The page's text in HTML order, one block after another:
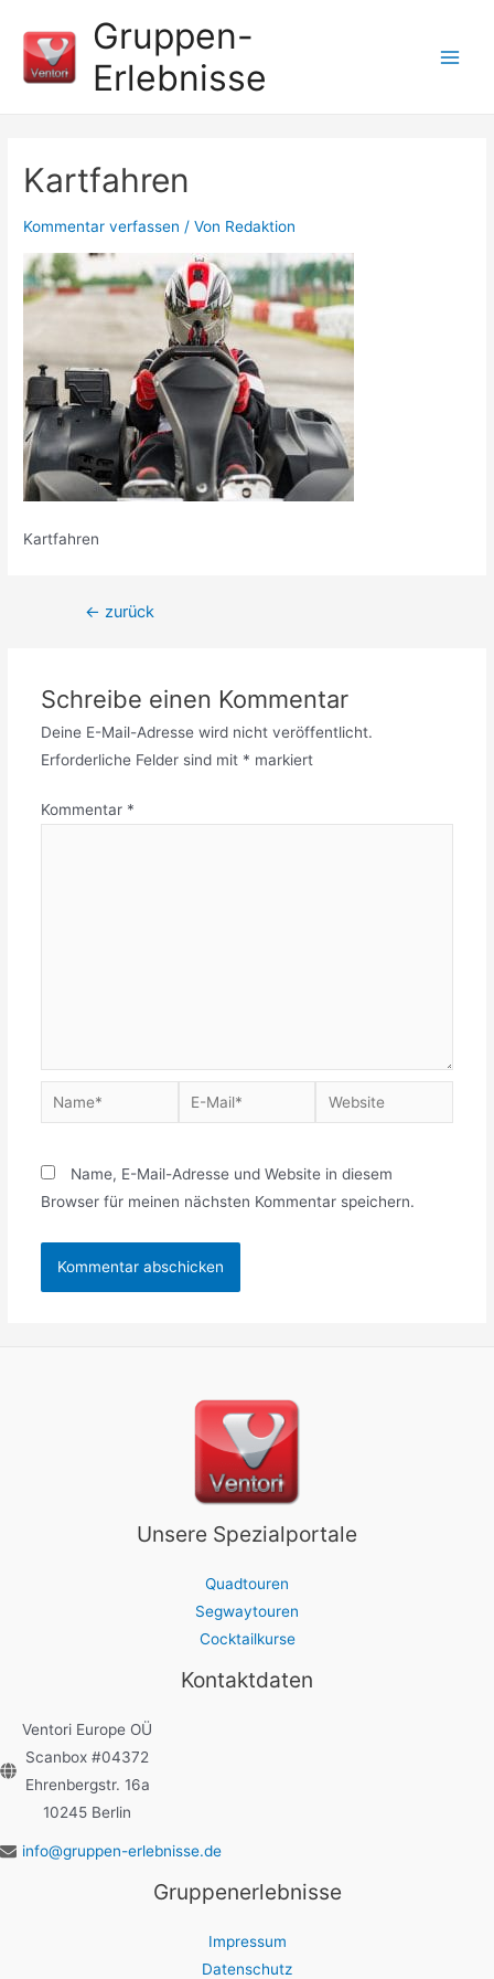
Gruppen-
Erlebnisse
Kartfahren
Kommentar verfassen / Von Redaktion
Kartfahren
← zurück
Schreibe einen Kommentar
Deine E-Mail-Adresse wird nicht veröffentlicht.
Erforderliche Felder sind mit * markiert
Kommentar *
Name, E-Mail-Adresse und Website in diesem
Browser für meinen nächsten Kommentar speichern.
Unsere Spezialportale
Quadtouren
Segwaytouren
Cocktailkurse
Kontaktdaten
Ventori Europe OÜ
Scanbox #04372
Ehrenbergstr. 16a
10245 Berlin
info@gruppen-erlebnisse.de
Gruppenerlebnisse
Impressum
Datenschutz